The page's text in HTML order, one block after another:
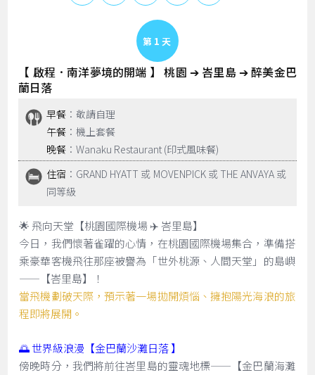
Day 1
【 啟程．南洋夢境的開端 】 桃園 ➔ 峇里島 ➔ 醉美金巴
蘭日落
早餐 ：敬請自理
午餐 ：機上套餐
晚餐 ：Wanaku Restaurant (印式風味餐)
住宿 ：GRAND HYATT 或 MOVENPICK 或 THE ANVAYA 或
同等級
🌟 飛向天堂【桃園國際機場 ✈️ 峇里島】
今日，我們懷著雀躍的心情，在桃園國際機場集合，準備搭
乘豪華客機飛往那座被譽為「世外桃源、人間天堂」的島嶼
——【峇里島】！
當飛機劃破天際，預示著一場拋開煩惱、擁抱陽光海浪的旅
程即將展開。
🌅 世界級浪漫【金巴蘭沙灘日落 】
傍晚時分，我們將前往峇里島的靈魂地標——【金巴蘭海灘